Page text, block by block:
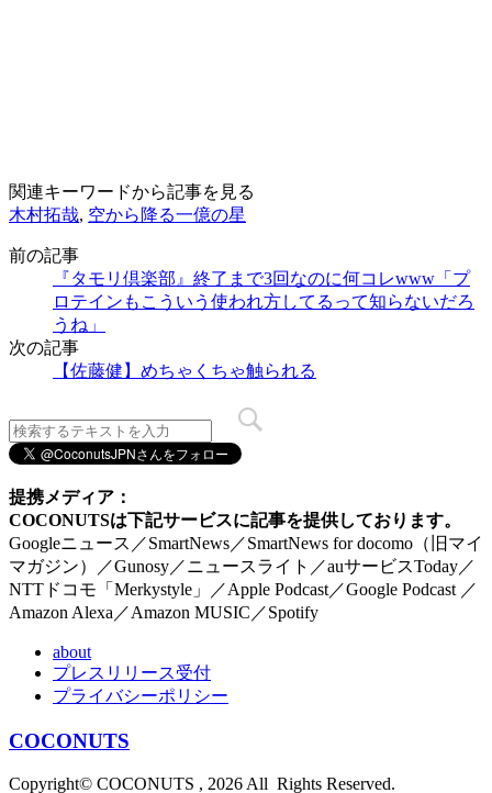
関連キーワードから記事を見る
木村拓哉, 空から降る一億の星
前の記事
『タモリ倶楽部』終了まで3回なのに何コレwww「プ
ロテインもこういう使われ方してるって知らないだろ
うね」
次の記事
【佐藤健】めちゃくちゃ触られる
提携メディア：
COCONUTSは下記サービスに記事を提供しております。
Googleニュース／SmartNews／SmartNews for docomo（旧マイ
マガジン）／Gunosy／ニュースライト／auサービスToday／
NTTドコモ「Merkystyle」／Apple Podcast／Google Podcast ／
Amazon Alexa／Amazon MUSIC／Spotify
about
プレスリリース受付
プライバシーポリシー
COCONUTS
Copyright© COCONUTS , 2026 All Rights Reserved.